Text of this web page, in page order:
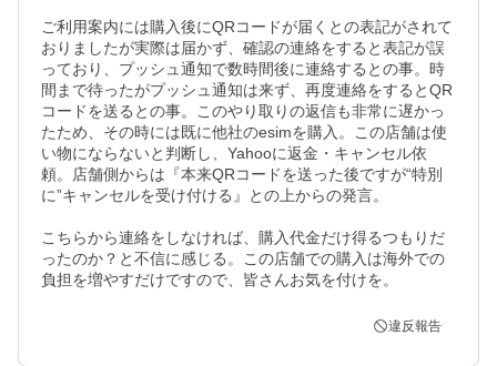
ご利用案内には購入後にQRコードが届くとの表記がされて
おりましたが実際は届かず、確認の連絡をすると表記が誤
っており、プッシュ通知で数時間後に連絡するとの事。時
間まで待ったがプッシュ通知は来ず、再度連絡をするとQR
コードを送るとの事。このやり取りの返信も非常に遅かっ
たため、その時には既に他社のesimを購入。この店舗は使
い物にならないと判断し、Yahooに返金・キャンセル依
頼。店舗側からは『本来QRコードを送った後ですが“特別
に”キャンセルを受け付ける』との上からの発言。
こちらから連絡をしなければ、購入代金だけ得るつもりだ
ったのか？と不信に感じる。この店舗での購入は海外での
負担を増やすだけですので、皆さんお気を付けを。
違反報告